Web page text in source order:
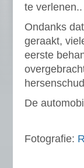
te verlenen..
Ondanks
geraakt,
eerste
De
Fotografie: